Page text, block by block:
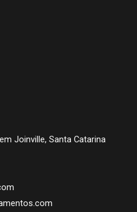
Joinville, Santa Catarina